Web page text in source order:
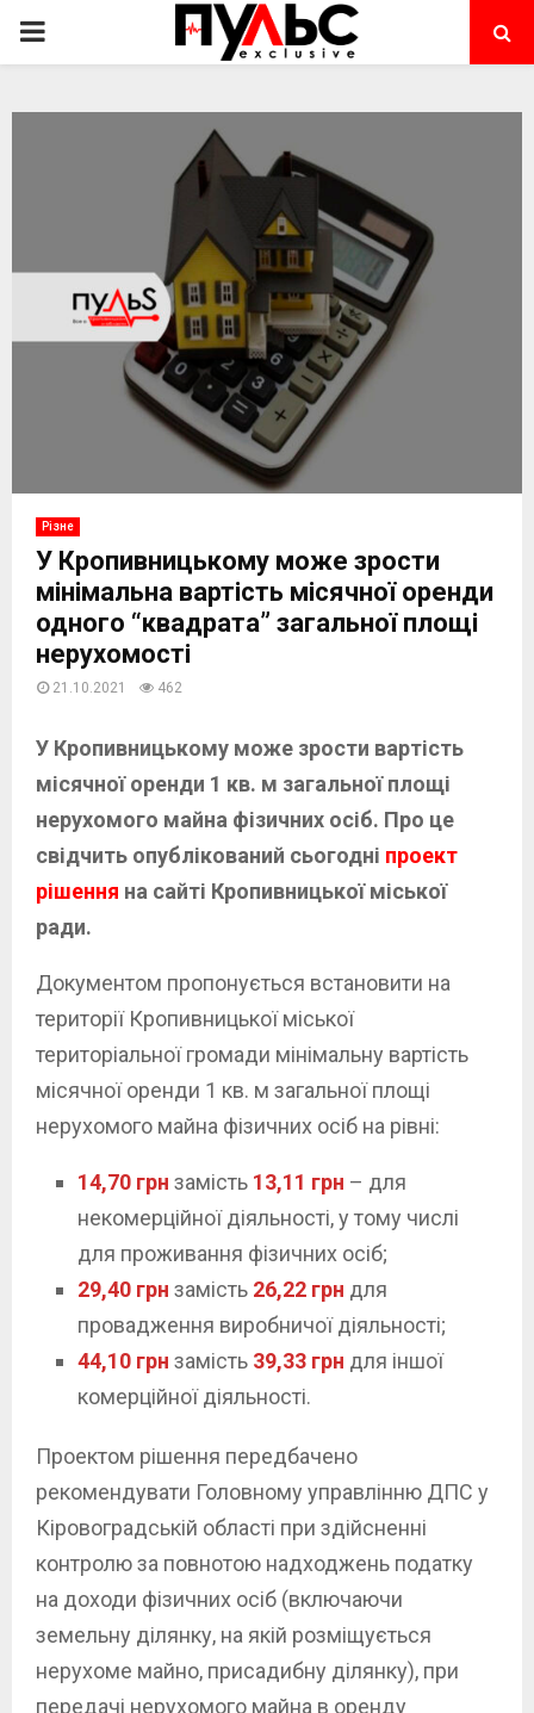
PRIMARY
Різне
У Кропивницькому може зрости
мінімальна вартість місячної оренди
одного “квадрата” загальної площі
нерухомості
21.10.2021 462
У Кропивницькому може зрости вартість
місячної оренди 1 кв. м загальної площі
нерухомого майна фізичних осіб. Про це
свідчить опублікований сьогодні проект
рішення на сайті Кропивницької міської
ради.
Документом пропонується встановити на
території Кропивницької міської
територіальної громади мінімальну вартість
місячної оренди 1 кв. м загальної площі
нерухомого майна фізичних осіб на рівні:
14,70 грн замість 13,11 грн – для
некомерційної діяльності, у тому числі
для проживання фізичних осіб;
29,40 грн замість 26,22 грн для
провадження виробничої діяльності;
44,10 грн замість 39,33 грн для іншої
комерційної діяльності.
Проектом рішення передбачено
рекомендувати Головному управлінню ДПС у
Кіровоградській області при здійсненні
контролю за повнотою надходжень податку
на доходи фізичних осіб (включаючи
земельну ділянку, на якій розміщується
нерухоме майно, присадибну ділянку), при
передачі нерухомого майна в оренду